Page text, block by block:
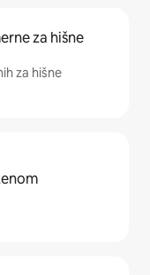
za hišne
za hišne